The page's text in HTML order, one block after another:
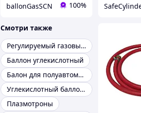
ballonGasSCN 100%
Смотри также
Регулируемый газовый редуктор
Баллон углекислотный
Балон для полуавтомата
Углекислотный баллон 40л
Плазмотроны